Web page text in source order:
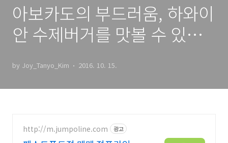
아보카도의 부드러움, 하와이
안 수제버거를 맛볼 수 있는
Market)'
by Joy_Tanyo_Kim 2016. 10. 15.
http://m.jumpoline.com 광고